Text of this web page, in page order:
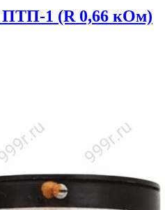
ПТП-1 (R 0,66 кОм)